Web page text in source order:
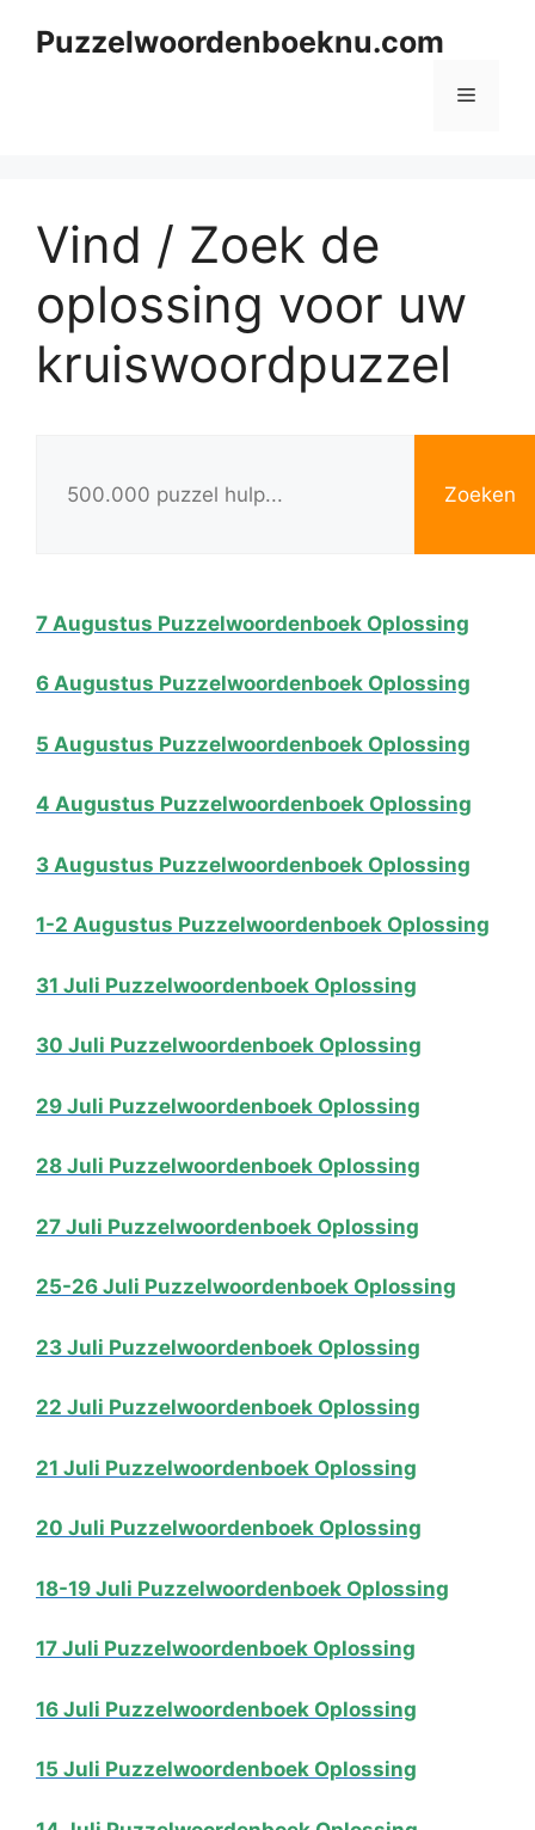
Puzzelwoordenboeknu.com
Menu
Vind / Zoek de
oplossing voor uw
kruiswoordpuzzel
Zoeken
7 Augustus Puzzelwoordenboek Oplossing
6 Augustus Puzzelwoordenboek Oplossing
5 Augustus Puzzelwoordenboek Oplossing
4 Augustus Puzzelwoordenboek Oplossing
3 Augustus Puzzelwoordenboek Oplossing
1-2 Augustus Puzzelwoordenboek Oplossing
31 Juli Puzzelwoordenboek Oplossing
30 Juli Puzzelwoordenboek Oplossing
29 Juli Puzzelwoordenboek Oplossing
28 Juli Puzzelwoordenboek Oplossing
27 Juli Puzzelwoordenboek Oplossing
25-26 Juli Puzzelwoordenboek Oplossing
23 Juli Puzzelwoordenboek Oplossing
22 Juli Puzzelwoordenboek Oplossing
21 Juli Puzzelwoordenboek Oplossing
20 Juli Puzzelwoordenboek Oplossing
18-19 Juli Puzzelwoordenboek Oplossing
17 Juli Puzzelwoordenboek Oplossing
16 Juli Puzzelwoordenboek Oplossing
15 Juli Puzzelwoordenboek Oplossing